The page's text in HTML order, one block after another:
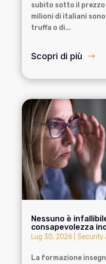
subito sotto il prezzo
milioni di italiani
truffa o di...
Scopri di più
Nessuno è
consapevolezza
Lug 30, 2026| Security
La formazione